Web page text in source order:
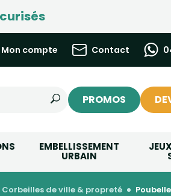
Mon compte Contact
PROMOS
EMBELLISSEMENT
URBAIN
corbeilles de ville & propreté